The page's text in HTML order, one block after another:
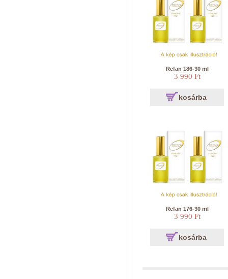
Refan 186-30 ml
3 990 Ft
kosárba
Refan 176-30 ml
3 990 Ft
kosárba